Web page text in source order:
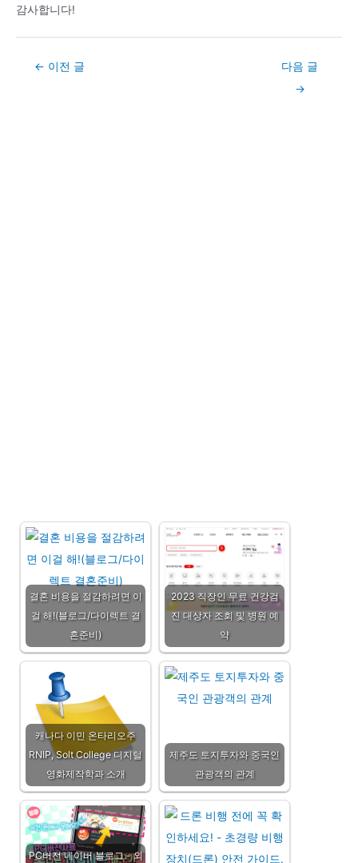
감사합니다!
Post← 이전 글
다음 글
→
결혼 비용을 절감하려면 이
걸 해!(블로그/다이렉트 결
혼준비)
2023 직장인 무료 건강검
진 대상자 조회 및 병원 예
약
캐나다 이민 온타리오주
RNIP, Solt College 디지털
영화제작학과 소개
제주도 토지투자와 중국인
관광객의 관계
PC버전 네이버 블로그 - 외